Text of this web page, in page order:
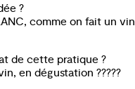
?
comme on fait un vin
de cette pratique ?
en dégustation ?????